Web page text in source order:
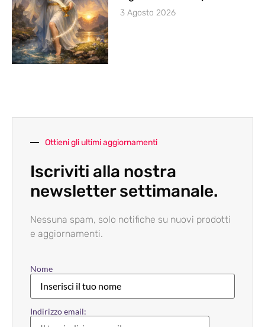
3 Agosto 2026
Ottieni gli ultimi aggiornamenti
Iscriviti alla nostra
newsletter settimanale.
Nessuna spam, solo notifiche su nuovi prodotti
e aggiornamenti.
Nome
Indirizzo email: